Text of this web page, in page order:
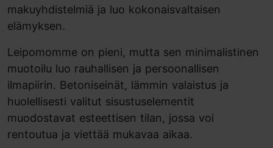
makuyhdistelmiä ja luo kokonaisvaltaisen
elämyksen.
Leipomomme on pieni, mutta sen minimalistinen
muotoilu luo rauhallisen ja persoonallisen
ilmapiirin. Betoniseinät, lämmin valaistus ja
huolellisesti valitut sisustuselementit
muodostavat esteettisen tilan, jossa voi
rentoutua ja viettää mukavaa aikaa.